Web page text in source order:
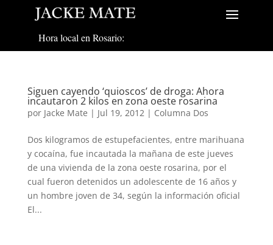
Hora local en Rosario:
Siguen cayendo ‘quioscos’ de droga: Ahora
incautaron 2 kilos en zona oeste rosarina
por Jacke Mate | Jul 19, 2012 | Columna Dos
Dos kilogramos de estupefacientes, entre marihuana
y cocaína, fue incautada la mañana de este jueves
de una vivienda de la zona oeste rosarina, por el
cual fueron detenidos un adolescente de 16 años y
un hombre joven de 34, según la información oficial
El...